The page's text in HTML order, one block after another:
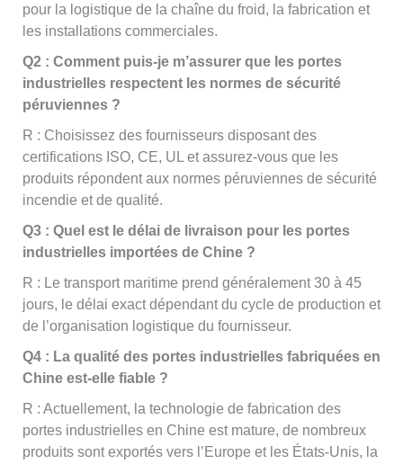
pour la logistique de la chaîne du froid, la fabrication et
les installations commerciales.
Q2 : Comment puis-je m’assurer que les portes
industrielles respectent les normes de sécurité
péruviennes ?
R : Choisissez des fournisseurs disposant des
certifications ISO, CE, UL et assurez-vous que les
produits répondent aux normes péruviennes de sécurité
incendie et de qualité.
Q3 : Quel est le délai de livraison pour les portes
industrielles importées de Chine ?
R : Le transport maritime prend généralement 30 à 45
jours, le délai exact dépendant du cycle de production et
de l’organisation logistique du fournisseur.
Q4 : La qualité des portes industrielles fabriquées en
Chine est-elle fiable ?
R : Actuellement, la technologie de fabrication des
portes industrielles en Chine est mature, de nombreux
produits sont exportés vers l’Europe et les États-Unis, la